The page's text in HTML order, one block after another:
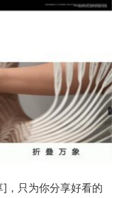
，只为你分享好看的